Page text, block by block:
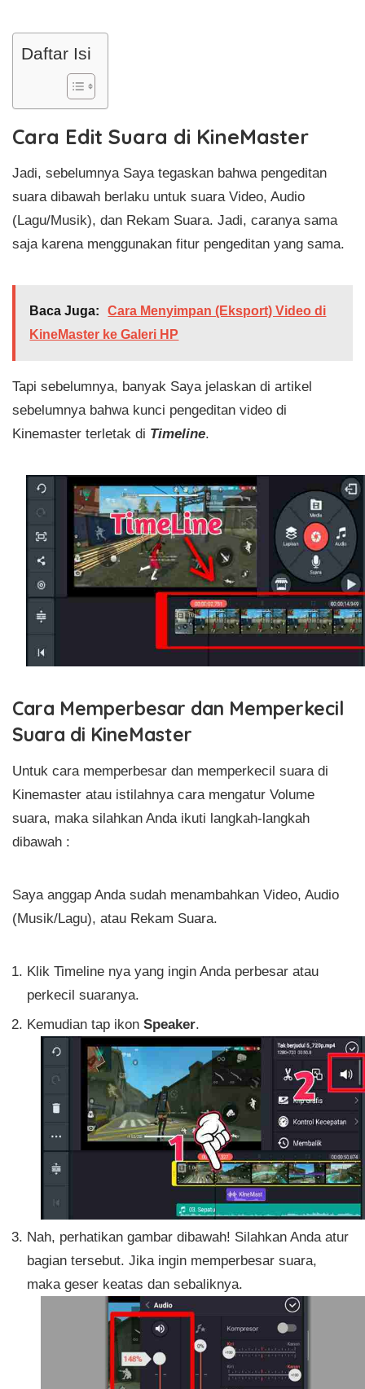
Daftar Isi
Cara Edit Suara di KineMaster
Jadi, sebelumnya Saya tegaskan bahwa pengeditan
suara dibawah berlaku untuk suara Video, Audio
(Lagu/Musik), dan Rekam Suara. Jadi, caranya sama
saja karena menggunakan fitur pengeditan yang sama.
Baca Juga:
Cara Menyimpan (Eksport) Video di
KineMaster ke Galeri HP
Tapi sebelumnya, banyak Saya jelaskan di artikel
sebelumnya bahwa kunci pengeditan video di
Kinemaster terletak di Timeline.
Cara Memperbesar dan Memperkecil
Suara di KineMaster
Untuk cara memperbesar dan memperkecil suara di
Kinemaster atau istilahnya cara mengatur Volume
suara, maka silahkan Anda ikuti langkah-langkah
dibawah :
Saya anggap Anda sudah menambahkan Video, Audio
(Musik/Lagu), atau Rekam Suara.
Klik Timeline nya yang ingin Anda perbesar atau
perkecil suaranya.
Kemudian tap ikon Speaker.
Nah, perhatikan gambar dibawah! Silahkan Anda atur
bagian tersebut. Jika ingin memperbesar suara,
maka geser keatas dan sebaliknya.